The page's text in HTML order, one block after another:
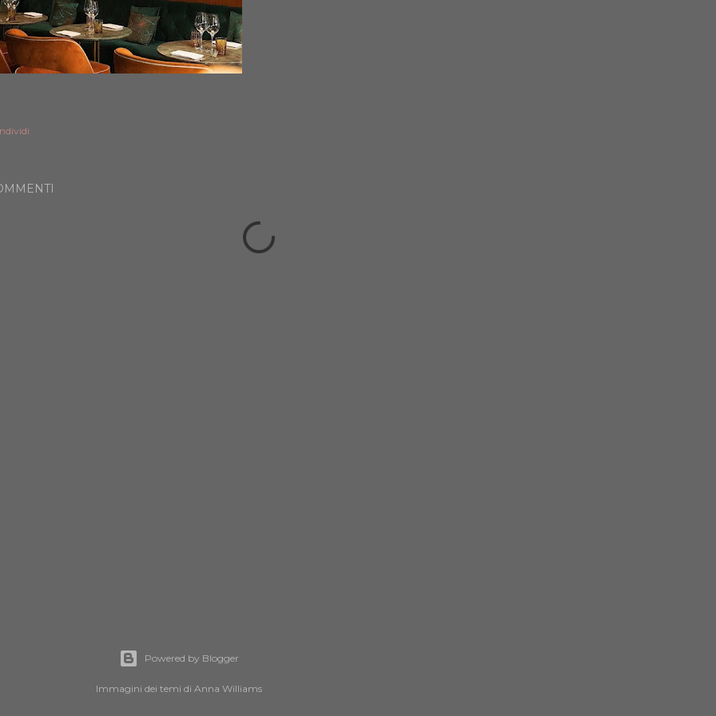
Powered by Blogger
Immagini dei temi di Anna Williams